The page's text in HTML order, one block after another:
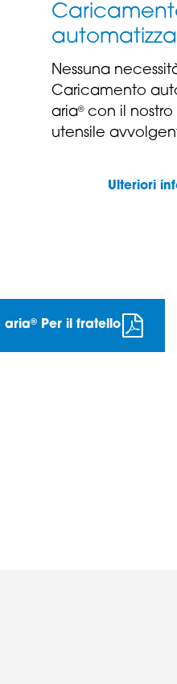
Nessuna
Caricamento
aria®con il
utensile
Ulteriori
aria® Per il fratello